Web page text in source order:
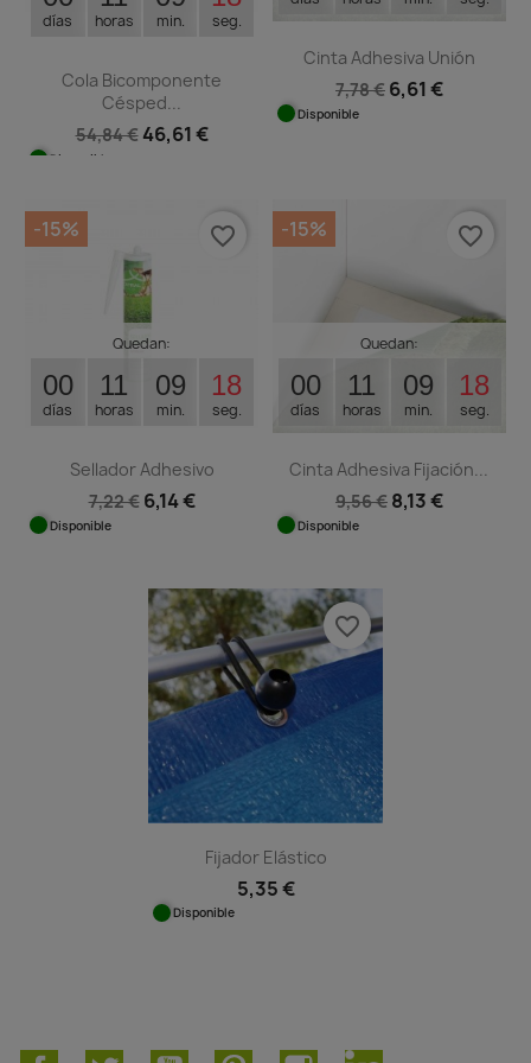
días horas min. seg.
Cola Bicomponente
Césped...
54,84 € 46,61 €
Disponible
Cinta Adhesiva Unión
7,78 € 6,61 €
Disponible
Quedan:
00
días
11
horas
09
min.
17
seg.
Sellador Adhesivo
7,22 € 6,14 €
Disponible
-15% favorite_border
Quedan:
00
días
11
horas
09
min.
17
seg.
Cinta Adhesiva Fijación...
9,56 € 8,13 €
Disponible
-15% favorite_border
Fijador Elástico
5,35 €
Disponible
favorite_border